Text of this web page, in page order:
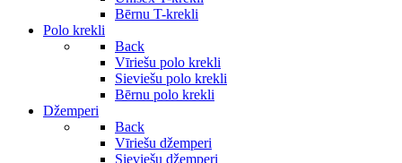
Bērnu T-krekli
Polo krekli
Back
Vīriešu polo krekli
Sieviešu polo krekli
Bērnu polo krekli
Džemperi
Back
Vīriešu džemperi
Sieviešu džemperi